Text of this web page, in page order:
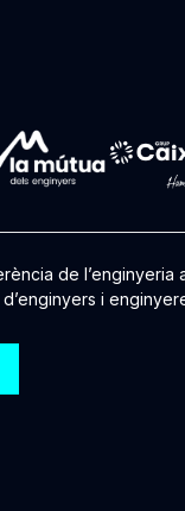
de l’enginyeria
i